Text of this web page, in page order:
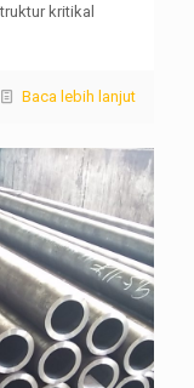
kritikal
Baca lebih lanjut